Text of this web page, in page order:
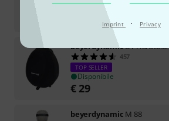
Imprint · Privacy
Disponibile
beyerdynamicDT Hardcase
457
TOP SELLER
Disponibile
€ 29
beyerdynamic M 88